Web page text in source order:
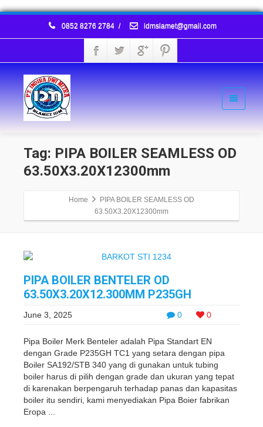
0852 8276 2784 / idmslamet@gmail.com
Tag: PIPA BOILER SEAMLESS OD
63.50X3.20X12300mm
Home
PIPA BOILER SEAMLESS OD
63.50X3.20X12300mm
PIPA BOILER BENTELER OD
63.50X3.20X12.300MM P235GH
0 0
June 3, 2025
Pipa Boiler Merk Benteler adalah Pipa Standart EN
dengan Grade P235GH TC1 yang setara dengan pipa
Boiler SA192/STB 340 yang di gunakan untuk tubing
boiler harus di pilih dengan grade dan ukuran yang tepat
di karenakan berpengaruh terhadap panas dan kapasitas
boiler itu sendiri, kami menyediakan Pipa Boier fabrikan
Eropa ...